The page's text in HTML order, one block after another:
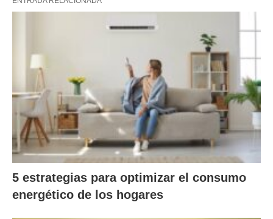
5 estrategias para optimizar el consumo
energético de los hogares